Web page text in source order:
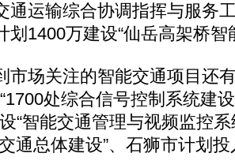
通运输综合协调指挥与服务
划1400万建设“仙岳高架桥智
场关注的智能交通项目还
处综合信号控制系统建
“智能交通管理与视频监控
通总体建设”、石狮市计划